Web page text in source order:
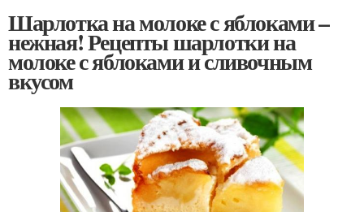
Шарлотка на молоке с яблоками –
нежная! Рецепты шарлотки на
молоке с яблоками и сливочным
вкусом